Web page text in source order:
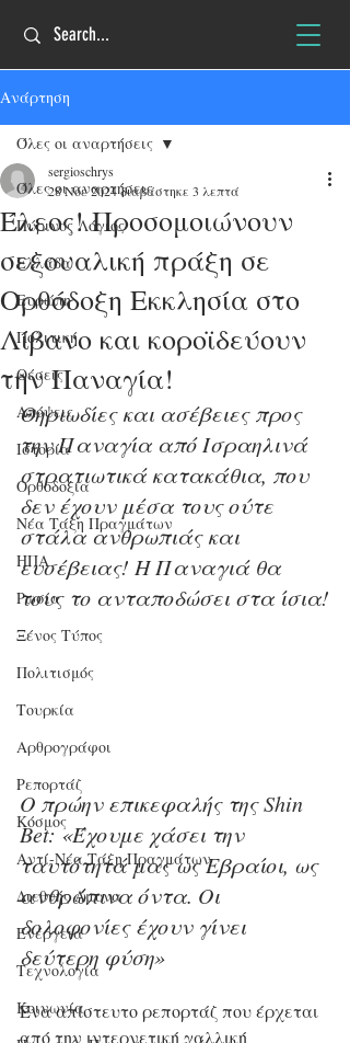
Ανάρτηση
Όλες οι αναρτήσεις
Πύρινος Λόγιος
Ελλάδα
Ευρώπη
Πολιτική
Θέσεις
Απόψεις
Ιστορία
Ορθοδοξία
Νέα Τάξη Πραγμάτων
ΗΠΑ
Ρωσία
Ξένος Τύπος
Πολιτισμός
Τουρκία
Αρθρογράφοι
Ρεπορτάζ
Κόσμος
Αντί-Νέα Τάξη Πραγμάτων
Διεθνής Άμυνα
Ενέργεια
Τεχνολογία
Κοινωνία
Όλες οι αναρτήσεις
Έλεος! Προσομοιώνουν
σεξουαλική πράξη σε
Ορθόδοξη Εκκλησία στο
Λίβανο και κοροϊδεύουν
την Παναγία!
sergioschrys
28 Νοε 2024διαβάστηκε 3 λεπτά
Θηριωδίες και ασέβειες προς
την Παναγία από Ισραηλινά
στρατιωτικά κατακάθια, που
δεν έχουν μέσα τους ούτε
στάλα ανθρωπιάς και
ευσέβειας! Η Παναγιά θα
τους το ανταποδώσει στα ίσια!
Ο πρώην επικεφαλής της Shin
Bet: «Έχουμε χάσει την
ταυτότητά μας ως Εβραίοι, ως
ανθρώπινα όντα. Οι
δολοφονίες έχουν γίνει
δεύτερη φύση»
Ένα απίστευτο ρεπορτάζ που έρχεται
από την ιντερνετική γαλλική